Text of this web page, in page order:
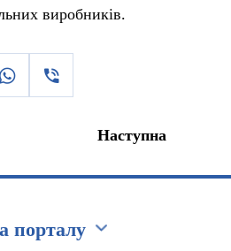
виробників.
Наступна
порталу